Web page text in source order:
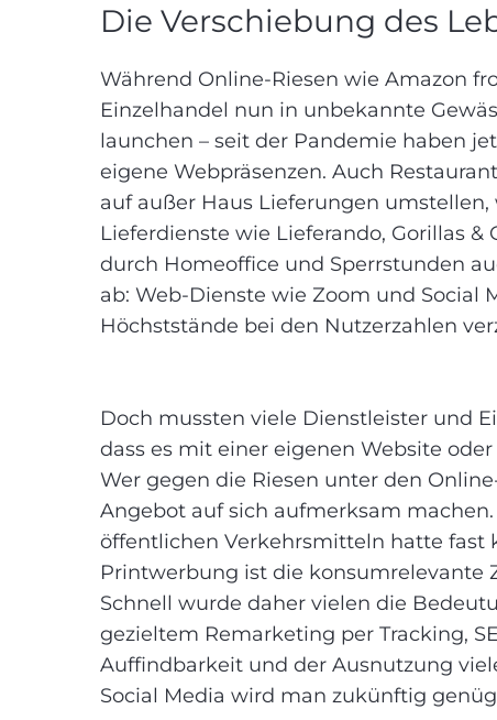
Die Verschiebung des
Während Online-Riesen wie Amazon
Einzelhandel nun in unbekannte
launchen – seit der Pandemie haben
eigene Webpräsenzen. Auch
auf außer Haus Lieferungen
Lieferdienste wie Lieferando, Gorillas
durch Homeoffice und Sperrstunden
ab: Web-Dienste wie Zoom und Social
Höchststände bei den Nutzerzahlen
Doch mussten viele Dienstleister und
dass es mit einer eigenen Website
Wer gegen die Riesen unter den
Angebot auf sich aufmerksam
öffentlichen Verkehrsmitteln hatte fast
Printwerbung ist die konsumrelevante
Schnell wurde daher vielen die
gezieltem Remarketing per Tracking,
Auffindbarkeit und der Ausnutzung
Social Media wird man zukünftig